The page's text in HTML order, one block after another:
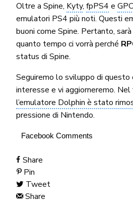
Oltre a Spine, Kyty,fpPS4 e
emulatori PS4 più noti. Questi
buoni come Spine. Pertanto,
quanto tempo ci vorrà perché
status di Spine.
Seguiremo lo sviluppo di
interesse e vi aggiorneremo.
l’emulatore Dolphin è stato
pressione di Nintendo.
Facebook Comments
Share
Pin
Tweet
Share